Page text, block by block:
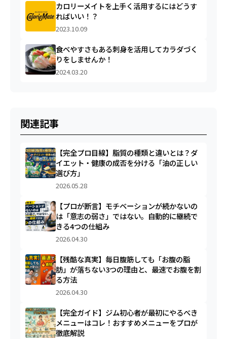
カロリーメイトを上手く活用するにはどうす
ればいい！？
2023.10.09
食べやすさもある刺身を活用してカラダづく
りをしませんか！
2024.03.20
関連記事
【完全プロ目線】脂質の種類と違いとは？ダ
イエット・健康の成否を分ける「油の正しい
選び方」
2026.05.28
【プロが断言】モチベーションが続かないの
は「意志の弱さ」ではない。自動的に継続で
きる4つの仕組み
2026.04.30
【残酷な真実】毎日腹筋しても「お腹の脂
肪」が落ちない3つの理由と、最速でお腹を割
る方法
2026.04.30
【完全ガイド】ジム初心者が最初にやるべき
メニューはコレ！おすすめメニューをプロが
徹底解説